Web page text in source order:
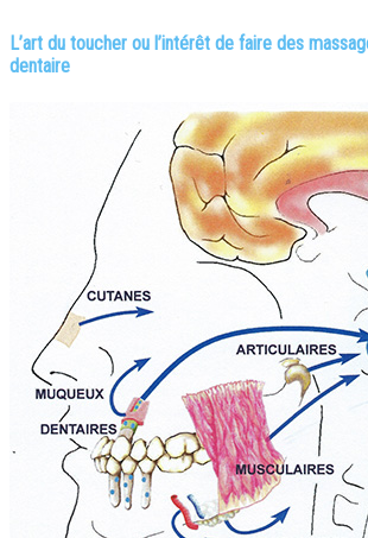
L’art du toucher ou l’intérêt de faire des
dentaire